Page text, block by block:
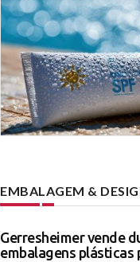
EMBALAGEM &
Gerresheimer vende
embalagens plásticas